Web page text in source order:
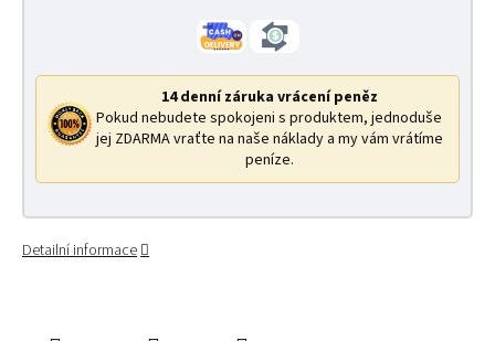
14 denní záruka vrácení peněz
Pokud nebudete spokojeni s produktem, jednoduše
jej ZDARMA vraťte na naše náklady a my vám vrátíme
peníze.
Detailní informace